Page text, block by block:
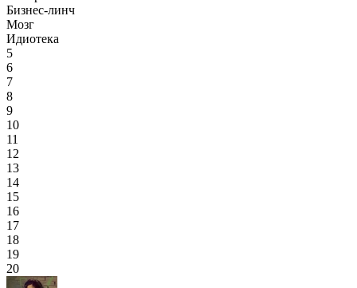
Бизнес-линч
Мозг
Идиотека
5
6
7
8
9
10
11
12
13
14
15
16
17
18
19
20